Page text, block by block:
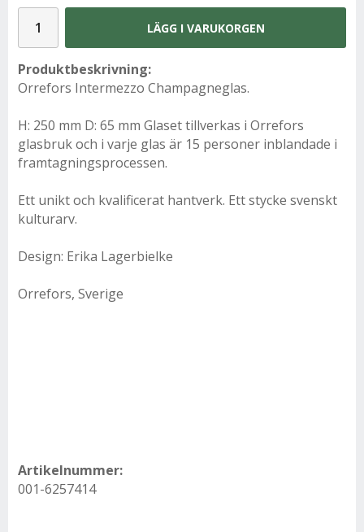
LÄGG I VARUKORGEN
Produktbeskrivning:
Orrefors Intermezzo Champagneglas.
H: 250 mm D: 65 mm Glaset tillverkas i Orrefors
glasbruk och i varje glas är 15 personer inblandade i
framtagningsprocessen.
Ett unikt och kvalificerat hantverk. Ett stycke svenskt
kulturarv.
Design: Erika Lagerbielke
Orrefors, Sverige
Artikelnummer:
001-6257414